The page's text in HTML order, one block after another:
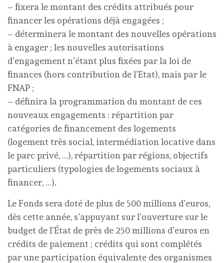
– fixera le montant des crédits attribués pour
financer les opérations déjà engagées ;
– déterminera le montant des nouvelles opérations
à engager ; les nouvelles autorisations
d’engagement n’étant plus fixées par la loi de
finances (hors contribution de l’Etat), mais par le
FNAP ;
– définira la programmation du montant de ces
nouveaux engagements : répartition par
catégories de financement des logements
(logement très social, intermédiation locative dans
le parc privé, …), répartition par régions, objectifs
particuliers (typologies de logements sociaux à
financer, …).
Le Fonds sera doté de plus de 500 millions d’euros,
dès cette année, s’appuyant sur l’ouverture sur le
budget de l’État de près de 250 millions d’euros en
crédits de paiement ; crédits qui sont complétés
par une participation équivalente des organismes